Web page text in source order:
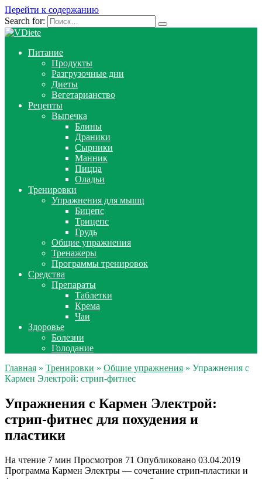
Перейти к содержанию
Search for:
Питание
Продукты
Разгрузочные дни
Диеты
Вегетарианство
Рецепты
Выпечка
Блины
Драники
Сырники
Манник
Пицца
Оладьи
Тренировки
Упражнения для мышц
Бицепс
Трицепс
Грудь
Общие упражнения
Тренажеры
Программы тренировок
Средства
Препараты
Таблетки
Крема
Чаи
Здоровье
Болезни
Голодание
Главная » Тренировки » Общие упражнения » Упражнения с
Кармен Электрой: стрип-фитнес
Упражнения с Кармен Электрой:
стрип-фитнес для похудения и
пластики
На чтение 7 мин Просмотров 71 Опубликовано 03.04.2019
Программа Кармен Электры — сочетание стрип-пластики и